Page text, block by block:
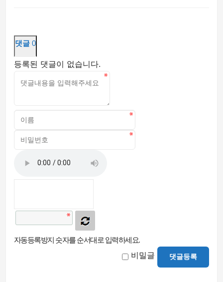
댓글 0
등록된 댓글이 없습니다.
자동등록방지 숫자를 순서대로 입력하세요.
비밀글 댓글등록